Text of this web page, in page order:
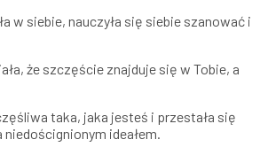
w siebie, nauczyła się siebie szanować i
że szczęście znajduje się w Tobie, a
taka, jaka jesteś i przestała się
ideałem.